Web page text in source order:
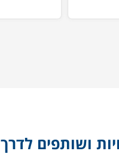
ושותפים לדרך